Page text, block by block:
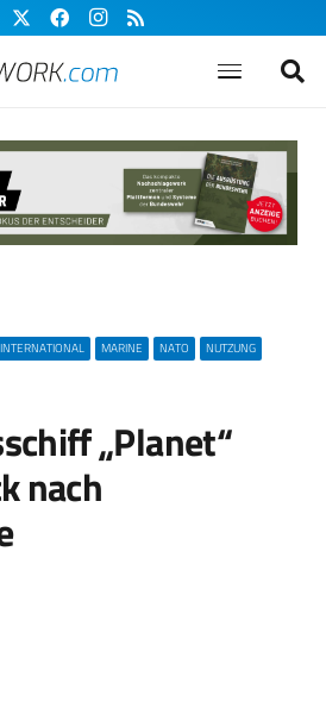
INTERNATIONAL MARINE NATO NUTZUNG
„Planet“
nach